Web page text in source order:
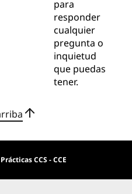
para
responder
cualquier
pregunta o
inquietud
que puedas
tener.
CCS - CCE